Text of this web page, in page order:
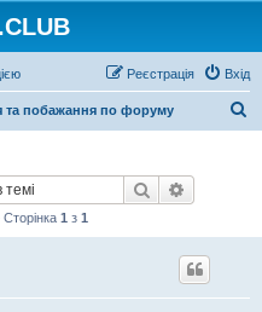
Вхід
Реєстрація
та побажання по форуму
Пошук
1 з 1